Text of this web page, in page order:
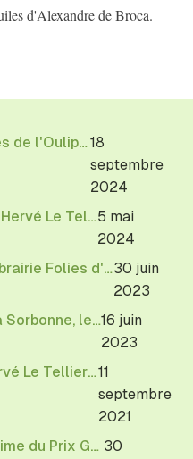
d'Alexandre de Broca.
Les villes indivisibles de l'Oulipo à la librairie Texture18
septembre
2024
Le nom sur le mur d'Hervé Le Tellier5 mai
2024
Soirée Oulipo à la librairie Folies d'Encre de Montreuil30 juin
2023
Hervé Le Tellier à la Sorbonne, le 16 juin16 juin
2023
Carte blanche à Hervé Le Tellier et à l’Oulipo au théâtre du Rond-Point11
septembre
2021
Hervé le Tellier victime du Prix Goncourt pour son roman "L'Anomalie" 30